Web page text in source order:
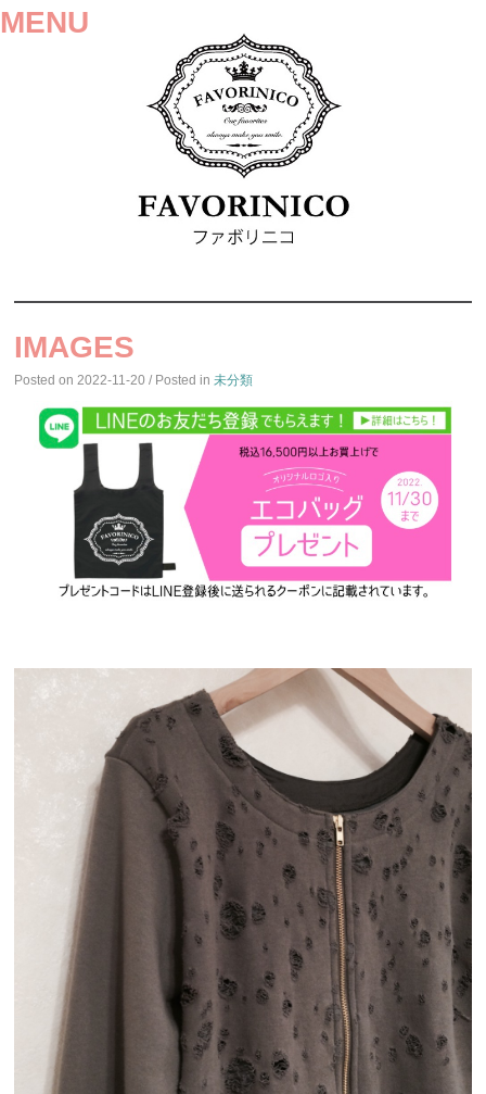
MENU
TO
IMAGES
Posted on2022-11-20 / Posted in未分類